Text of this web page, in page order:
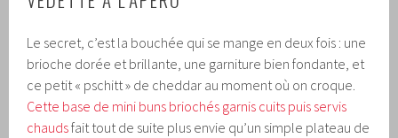
Le secret, c’est la bouchée qui se mange en deux fois : une
brioche dorée et brillante, une garniture bien fondante, et
ce petit « pschitt » de cheddar au moment où on croque.
Cette base de mini buns briochés garnis cuits puis servis
chaudsfait tout de suite plus envie qu’un simple plateau de